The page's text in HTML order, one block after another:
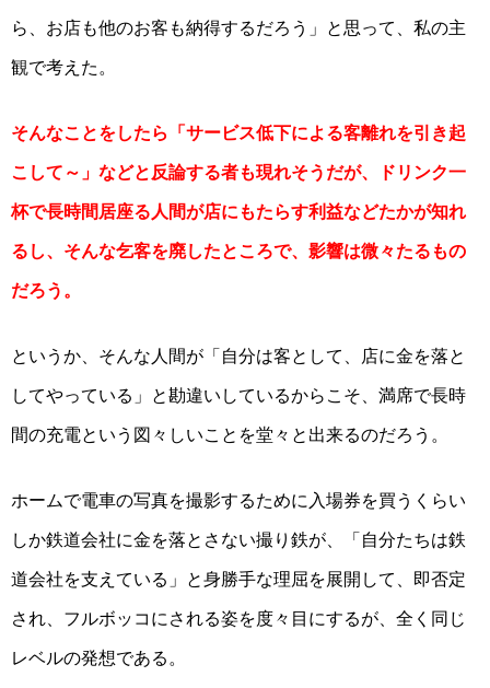
ら、お店も他のお客も納得するだろう」と思って、私の主
観で考えた。
そんなことをしたら「サービス低下による客離れを引き起
こして～」などと反論する者も現れそうだが、ドリンク一
杯で長時間居座る人間が店にもたらす利益などたかが知れ
るし、そんな乞客を廃したところで、影響は微々たるもの
だろう。
というか、そんな人間が「自分は客として、店に金を落と
してやっている」と勘違いしているからこそ、満席で長時
間の充電という図々しいことを堂々と出来るのだろう。
ホームで電車の写真を撮影するために入場券を買うくらい
しか鉄道会社に金を落とさない撮り鉄が、「自分たちは鉄
道会社を支えている」と身勝手な理屈を展開して、即否定
され、フルボッコにされる姿を度々目にするが、全く同じ
レベルの発想である。